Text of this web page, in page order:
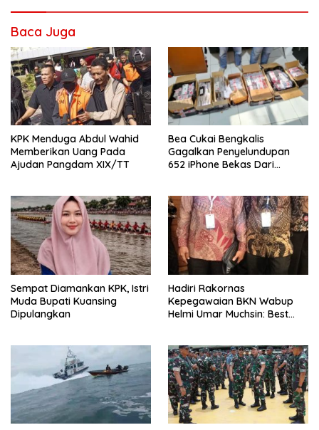
Baca Juga
KPK Menduga Abdul Wahid
Memberikan Uang Pada
Ajudan Pangdam XIX/TT
Bea Cukai Bengkalis
Gagalkan Penyelundupan
652 iPhone Bekas Dari
Sempat Diamankan KPK, Istri
Muda Bupati Kuansing
Dipulangkan
Hadiri Rakornas
Kepegawaian BKN Wabup
Helmi Umar Muchsin: Best